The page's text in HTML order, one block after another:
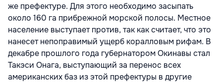
же префектуре. Для этого необходимо засыпать
около 160 га прибрежной морской полосы. Местное
население выступает против, так как считает, что это
нанесет непоправимый ущерб коралловым рифам. В
декабре прошлого года губернатором Окинавы стал
Такэси Онага, выступающий за перенос всех
американских баз из этой префектуры в другие